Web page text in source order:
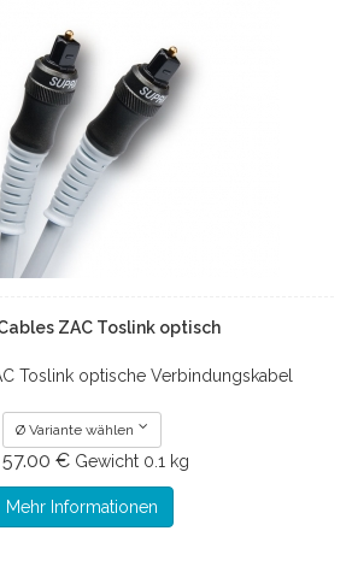
ZAC Toslink optisch
Toslink optische Verbindungskabel
Ø Variante wählen
€ Gewicht 0.1 kg
Mehr Informationen